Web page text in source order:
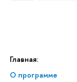
Главная:
О программе